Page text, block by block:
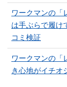
ワークマンの「
は手ぶらで履け
コミ検証
ワークマンの「
き心地がイチオ